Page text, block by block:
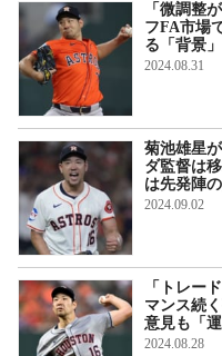
「微調整
フFA市場
る「背景
2024.08.31
菊池雄星
ダ監督は
は先発陣
2024.09.02
「トレー
マンス続
意見も「
2024.08.28